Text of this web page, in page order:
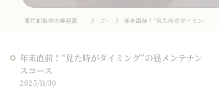
東京都板橋の美容室ならhair salon home ブログ 年末直前！“見た時がタイミング”の昼メンテナンスコース
年末直前！“見た時がタイミング”の昼メンテナン
スコース
2025/11/30